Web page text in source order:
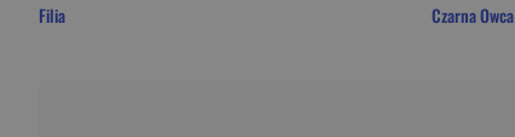
Filia Czarna Owca